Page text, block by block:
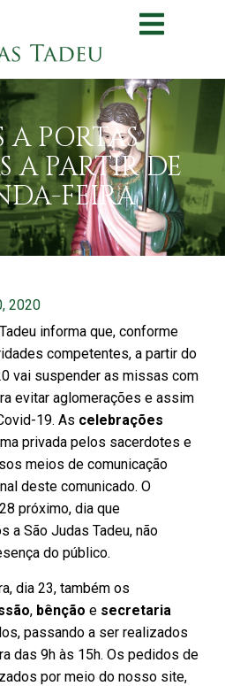
A PORTAS
A PARTIR DE
FEIRA
2020
informa que, conforme
competentes, a partir do
vai suspender as missas com
evitar aglomerações e assim
19. As celebrações
privada pelos sacerdotes e
meios de comunicação
deste comunicado. O
próximo, dia que
a São Judas Tadeu, não
do público.
dia 23, também os
, bênção e secretaria
passando a ser realizados
das 9h às 15h. Os pedidos de
por meio do nosso site,